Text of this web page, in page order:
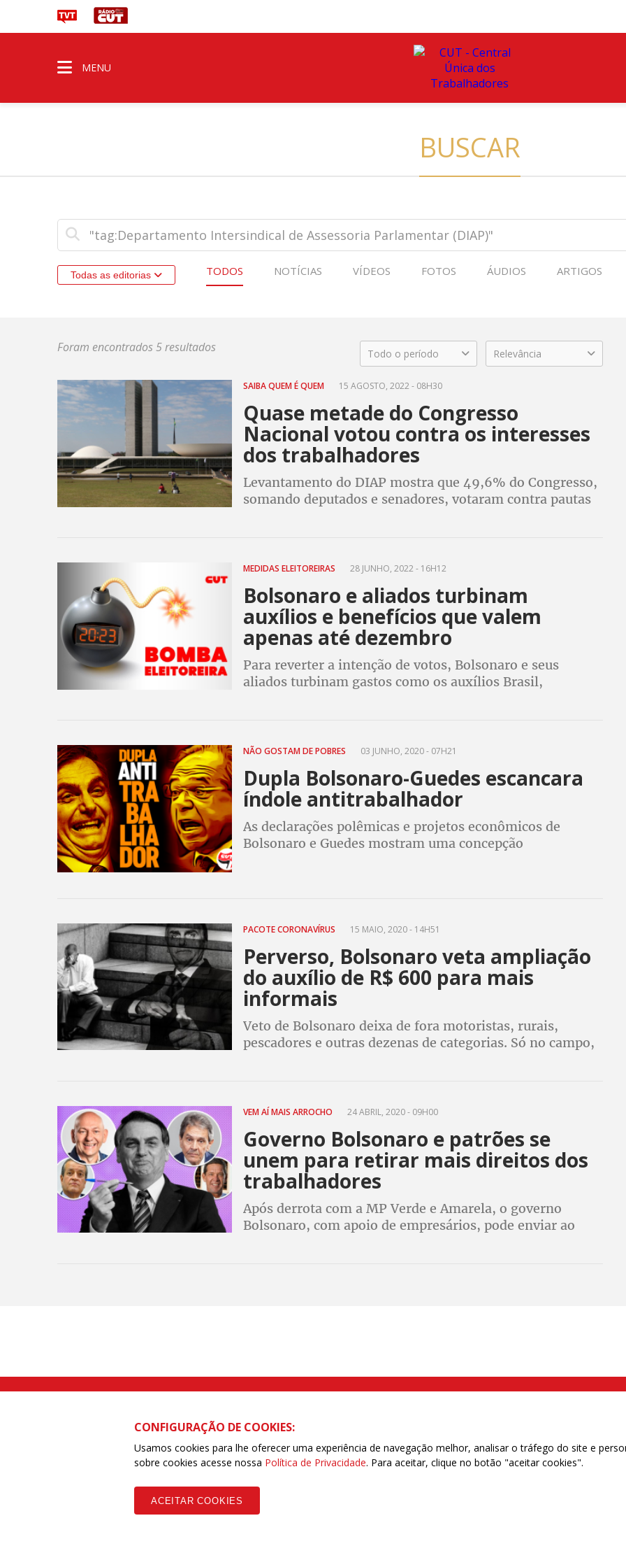
MENU
BUSCAR
Todas as editorias TODOS NOTÍCIAS VÍDEOS FOTOS ÁUDIOS ARTIGOS
Foram encontrados 5 resultados Todo o período Relevância
SAIBA QUEM É QUEM 15 AGOSTO, 2022 - 08H30
Quase metade do Congresso
Nacional votou contra os interesses
dos trabalhadores
Levantamento do DIAP mostra que 49,6% do Congresso,
somando deputados e senadores, votaram contra pautas
MEDIDAS ELEITOREIRAS 28 JUNHO, 2022 - 16H12
Bolsonaro e aliados turbinam
auxílios e benefícios que valem
apenas até dezembro
Para reverter a intenção de votos, Bolsonaro e seus
aliados turbinam gastos como os auxílios Brasil,
NÃO GOSTAM DE POBRES 03 JUNHO, 2020 - 07H21
Dupla Bolsonaro-Guedes escancara
índole antitrabalhador
As declarações polêmicas e projetos econômicos de
Bolsonaro e Guedes mostram uma concepção
PACOTE CORONAVÍRUS 15 MAIO, 2020 - 14H51
Perverso, Bolsonaro veta ampliação
do auxílio de R$ 600 para mais
informais
Veto de Bolsonaro deixa de fora motoristas, rurais,
pescadores e outras dezenas de categorias. Só no campo,
VEM AÍ MAIS ARROCHO 24 ABRIL, 2020 - 09H00
Governo Bolsonaro e patrões se
unem para retirar mais direitos dos
trabalhadores
Após derrota com a MP Verde e Amarela, o governo
Bolsonaro, com apoio de empresários, pode enviar ao
Rua Caetano Pinto nº 575 CEP 03041-000 Brás, São Paulo/SP | Telefone (11) 2108 9200 - Fax (11) 2108 9310
Copyleft CUT Central Única dos Trabalhadores 3.960 - Entidades Filiadas | 7.933.029 - Trabalhadores(as) Associados | 25.831.443 - Trabalhadores(as) na
CONFIGURAÇÃO DE COOKIES:
Usamos cookies para lhe oferecer uma experiência de navegação melhor, analisar o tráfego do site e
sobre cookies acesse nossa Política de Privacidade. Para aceitar, clique no botão "aceitar cookies".
ACEITAR COOKIES